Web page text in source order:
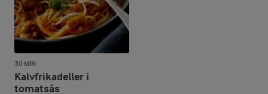
30 MIN
Kalvfrikadeller i
tomatsås